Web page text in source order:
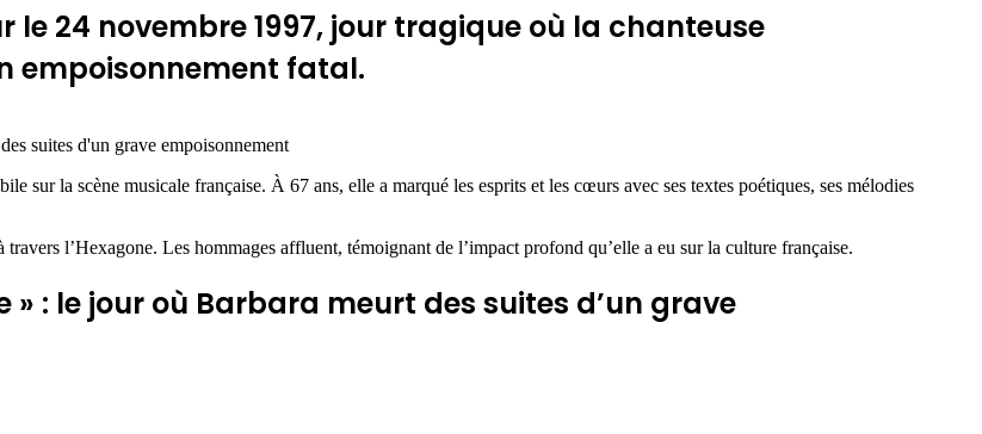
le 24 novembre 1997, jour tragique où la chanteuse
empoisonnement fatal.
suites d'un grave empoisonnement
sur la scène musicale française. À 67 ans, elle a marqué les esprits et les cœurs avec ses textes poétiques, ses mélodies
l’Hexagone. Les hommages affluent, témoignant de l’impact profond qu’elle a eu sur la culture française.
: le jour où Barbara meurt des suites d’un grave